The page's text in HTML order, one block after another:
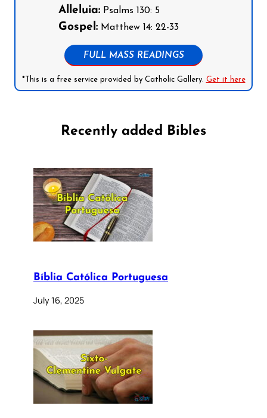
Alleluia: Psalms 130: 5
Gospel: Matthew 14: 22-33
FULL MASS READINGS
*This is a free service provided by Catholic Gallery. Get it here
Recently added Bibles
Bíblia Católica Portuguesa
July 16, 2025